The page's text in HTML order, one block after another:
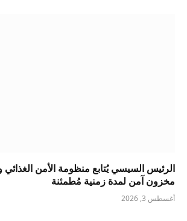
الرئيس السيسي يُتابع منظومة الأمن الغذائي
مخزون آمن لمدة زمنية مُطمئنة
أغسطس 3, 2026